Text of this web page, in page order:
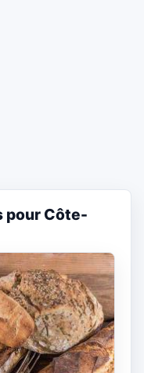
pour Côte-